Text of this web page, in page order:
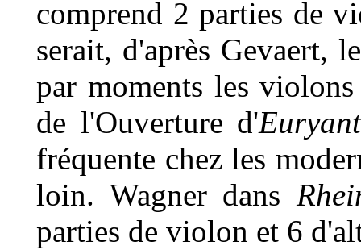
comprend 2 parties de
serait, d'après Gevaert,
par moments les
de l'Ouverture d'
fréquente chez les
loin. Wagner dans
parties de violon et 6